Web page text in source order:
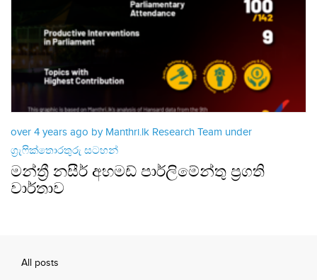
over 4 years ago by Manthri.lk Research Team under
ග්‍රැෆික්තොරතුරු සටහන්
මන්ත්‍රී නසීර් අහමඩ් පාර්ලිමේන්තු ප්‍රගති
වාර්තාව
All posts